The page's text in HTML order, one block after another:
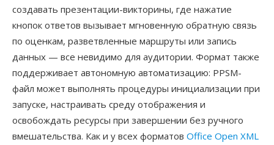
создавать презентации-викторины, где нажатие
кнопок ответов вызывает мгновенную обратную связь
по оценкам, разветвленные маршруты или запись
данных — все невидимо для аудитории. Формат также
поддерживает автономную автоматизацию: PPSM-
файл может выполнять процедуры инициализации при
запуске, настраивать среду отображения и
освобождать ресурсы при завершении без ручного
вмешательства. Как и у всех форматов Office Open XML